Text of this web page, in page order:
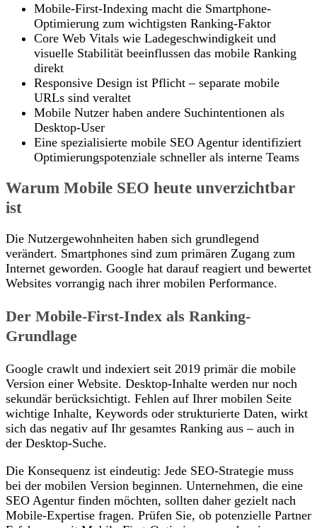
Mobile-First-Indexing macht die Smartphone-
Optimierung zum wichtigsten Ranking-Faktor
Core Web Vitals wie Ladegeschwindigkeit und
visuelle Stabilität beeinflussen das mobile Ranking
direkt
Responsive Design ist Pflicht – separate mobile
URLs sind veraltet
Mobile Nutzer haben andere Suchintentionen als
Desktop-User
Eine spezialisierte mobile SEO Agentur identifiziert
Optimierungspotenziale schneller als interne Teams
Warum Mobile SEO heute unverzichtbar
ist
Die Nutzergewohnheiten haben sich grundlegend
verändert. Smartphones sind zum primären Zugang zum
Internet geworden. Google hat darauf reagiert und bewertet
Websites vorrangig nach ihrer mobilen Performance.
Der Mobile-First-Index als Ranking-
Grundlage
Google crawlt und indexiert seit 2019 primär die mobile
Version einer Website. Desktop-Inhalte werden nur noch
sekundär berücksichtigt. Fehlen auf Ihrer mobilen Seite
wichtige Inhalte, Keywords oder strukturierte Daten, wirkt
sich das negativ auf Ihr gesamtes Ranking aus – auch in
der Desktop-Suche.
Die Konsequenz ist eindeutig: Jede SEO-Strategie muss
bei der mobilen Version beginnen. Unternehmen, die eine
SEO Agentur finden möchten, sollten daher gezielt nach
Mobile-Expertise fragen. Prüfen Sie, ob potenzielle Partner